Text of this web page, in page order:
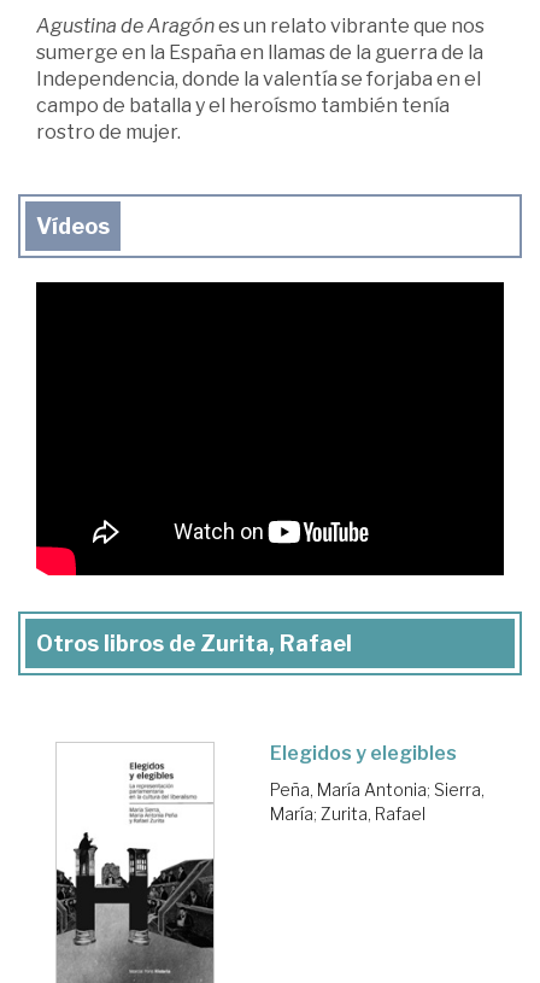
Agustina de Aragónes un relato vibrante que nos
sumerge en la España en llamas de la guerra de la
Independencia, donde la valentía se forjaba en el
campo de batalla y el heroísmo también tenía
rostro de mujer.
Vídeos
Otros libros de Zurita, Rafael
Elegidos y elegibles
Peña, María Antonia; Sierra,
María; Zurita, Rafael